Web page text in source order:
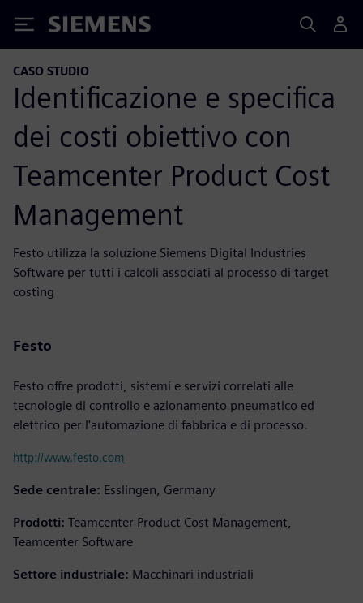
Siemens
CASO STUDIO
Identificazione e specifica
dei costi obiettivo con
Teamcenter Product Cost
Management
Festo utilizza la soluzione Siemens Digital Industries
Software per tutti i calcoli associati al processo di target
costing
Festo
Festo offre prodotti, sistemi e servizi correlati alle
tecnologie di controllo e azionamento pneumatico ed
elettrico per l'automazione di fabbrica e di processo.
http://www.festo.com
Sede centrale: Esslingen, Germany
Prodotti: Teamcenter Product Cost Management,
Teamcenter Software
Settore industriale: Macchinari industriali